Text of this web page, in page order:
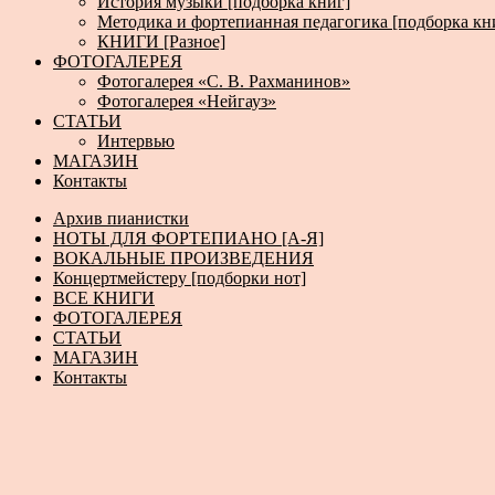
Методика и фортепианная педагогика [подборка
КНИГИ [Разное]
ФОТОГАЛЕРЕЯ
Фотогалерея «С. В. Рахманинов»
Фотогалерея «Нейгауз»
СТАТЬИ
Интервью
МАГАЗИН
Контакты
Архив пианистки
НОТЫ ДЛЯ ФОРТЕПИАНО [А-Я]
ВОКАЛЬНЫЕ ПРОИЗВЕДЕНИЯ
Концертмейстеру [подборки нот]
ВСЕ КНИГИ
ФОТОГАЛЕРЕЯ
СТАТЬИ
МАГАЗИН
Контакты